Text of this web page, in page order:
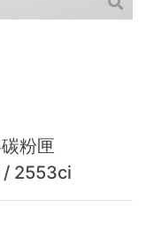
粉匣
/ 2553ci